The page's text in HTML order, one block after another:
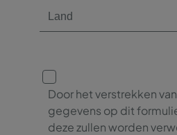
Door het verstrekken
gegevens op dit
deze zullen worden